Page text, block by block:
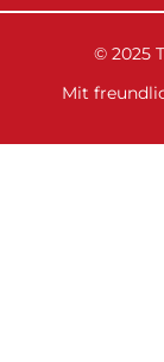
© 2025
Mit